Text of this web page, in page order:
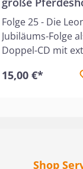
Folge 25 - Die
Jubiläums-Folge
Doppel-CD mit
Reitturnier in
Glückliche, gehört
15,00 €*
Shop